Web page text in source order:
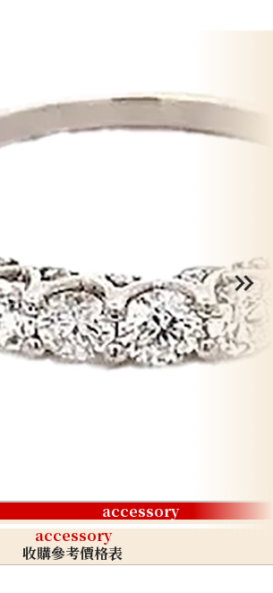
accessory
accessory
收購參考價格表